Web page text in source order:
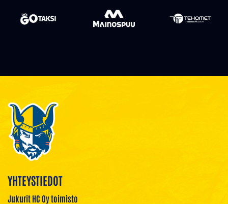
YHTEYSTIEDOT
Jukurit HC Oy toimisto